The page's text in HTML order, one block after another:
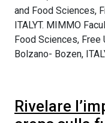
and Food Sciences,
ITALYT. MIMMO
Food Sciences,
Bolzano- Bozen,
Rivelare